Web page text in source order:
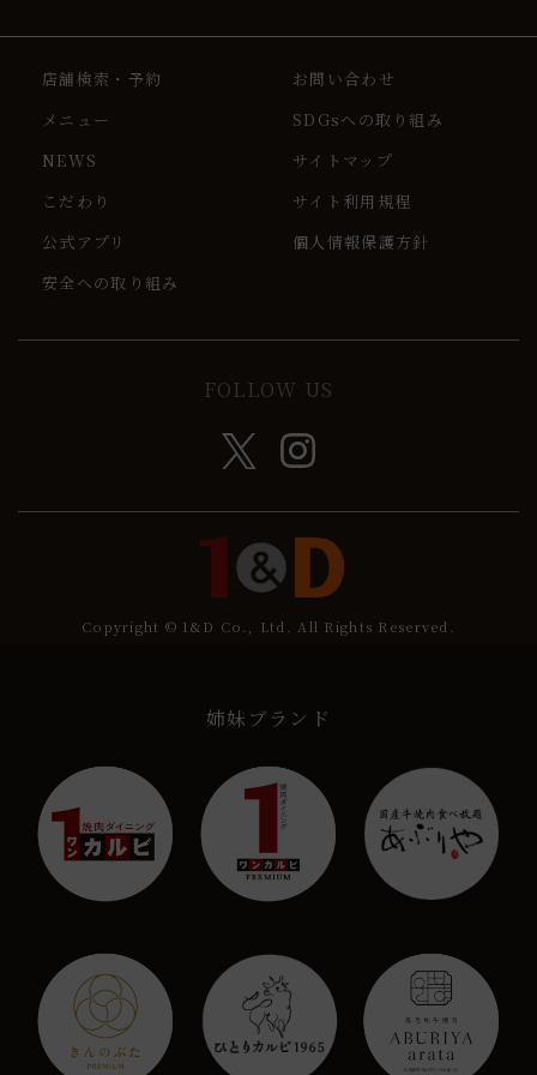
店舗検索・予約
メニュー
NEWS
こだわり
公式アプリ
安全への取り組み
お問い合わせ
SDGsへの取り組み
サイトマップ
サイト利用規程
個人情報保護方針
FOLLOW US
Copyright © 1&D Co., Ltd. All Rights Reserved.
姉妹ブランド